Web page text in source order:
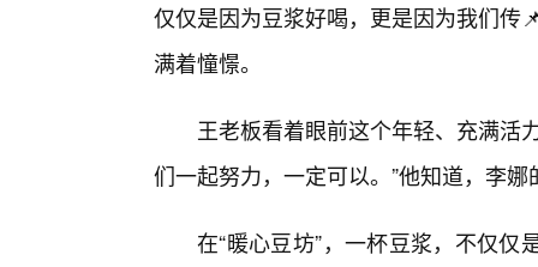
仅仅是因为豆浆好喝，更是因为我们传
满着憧憬。
王老板看着眼前这个年轻、充满活
们一起努力，一定可以。”他知道，李
在“暖心豆坊”，一杯豆浆，不仅